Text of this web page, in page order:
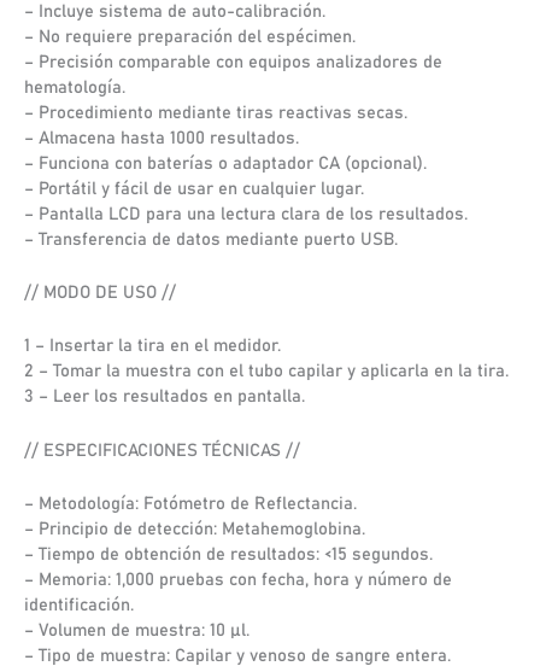
– Incluye sistema de auto-calibración.
– No requiere preparación del espécimen.
– Precisión comparable con equipos analizadores de
hematología.
– Procedimiento mediante tiras reactivas secas.
– Almacena hasta 1000 resultados.
– Funciona con baterías o adaptador CA (opcional).
– Portátil y fácil de usar en cualquier lugar.
– Pantalla LCD para una lectura clara de los resultados.
– Transferencia de datos mediante puerto USB.
// MODO DE USO //
1 – Insertar la tira en el medidor.
2 – Tomar la muestra con el tubo capilar y aplicarla en la tira.
3 – Leer los resultados en pantalla.
// ESPECIFICACIONES TÉCNICAS //
– Metodología: Fotómetro de Reflectancia.
– Principio de detección: Metahemoglobina.
– Tiempo de obtención de resultados: <15 segundos.
– Memoria: 1,000 pruebas con fecha, hora y número de
identificación.
– Volumen de muestra: 10 µl.
– Tipo de muestra: Capilar y venoso de sangre entera.